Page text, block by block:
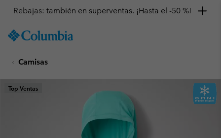
TO
SKIP
MAIN
NAV
Rebajas: también en superventas. ¡Hasta el -50 %!
Camisas
Top Ventas